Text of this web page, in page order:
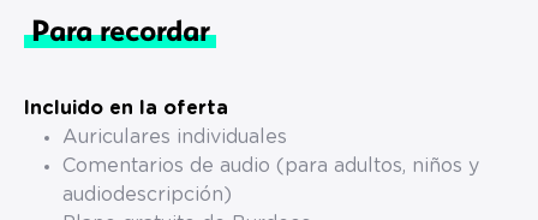
Para recordar
Incluido en la oferta
Auriculares individuales
Comentarios de audio (para adultos, niños y
audiodescripción)